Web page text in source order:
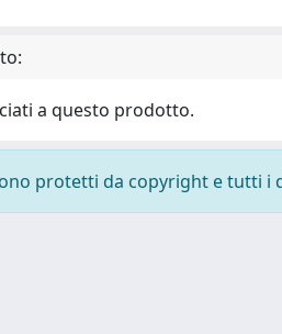
a questo prodotto.
protetti da copyright e tutti i